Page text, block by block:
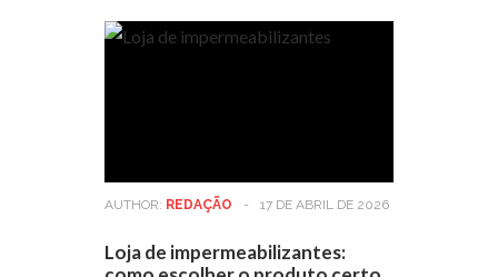
AUTHOR: REDAÇÃO - 17 DE ABRIL DE 2026
Loja de impermeabilizantes: